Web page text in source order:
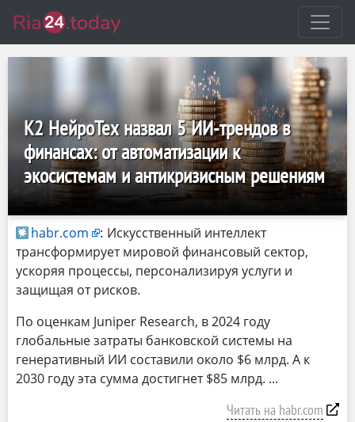
К2 НейроТех назвал 5 ИИ-трендов в
финансах: от автоматизации к
экосистемам и антикризисным решениям
habr.com : Искусственный интеллект
трансформирует мировой финансовый сектор,
ускоряя процессы, персонализируя услуги и
защищая от рисков.
По оценкам Juniper Research, в 2024 году
глобальные затраты банковской системы на
генеративный ИИ составили около $6 млрд. А к
2030 году эта сумма достигнет $85 млрд.
Читать на habr.com